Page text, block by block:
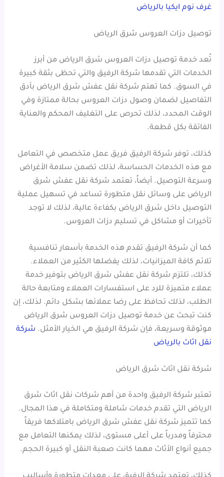
غرف نوم ايكيا بالرياض
توصيل دزات العروس شرق الرياض
تُعد خدمة توصيل دزات العروس شرق الرياض من أبرز
الخدمات التي تقدمها شركة الرفيق والتي تحظى بثقة كبيرة
في السوق. كما تهتم شركة نقل عفش شرق الرياض بأدق
التفاصيل لضمان وصول دزات العروس بحالة ممتازة وفي
الوقت المحدد، لذلك تحرص على التغليف المحكم والعناية
الفائقة بكل قطعة.
كذلك، توفر شركة الرفيق فريق عمل متخصص في التعامل
مع هذه الخدمات الحساسة، لذلك تضمن سلامة الأغراض
وسرعة التوصيل. أيضاً، تعتمد شركة نقل عفش شرق
الرياض على وسائل نقل متطورة تساعد في تسهيل عملية
التوصيل داخل شرق الرياض بكفاءة عالية، لذلك لا توجد
تأخيرات أو مشاكل في تسليم دزات العروس.
كما أن شركة الرفيق تقدم هذه الخدمة بأسعار تنافسية
تلائم كافة الميزانيات، لذلك يفضلها الكثير من العملاء.
كذلك، تلتزم شركة نقل عفش شرق الرياض بتوفير خدمة
عملاء متميزة للرد على استفسارات العملاء ومتابعة حالة
الطلب، لذلك تحافظ على رضا عملائها بشكل دائم. لذلك، إن
كنت تبحث عن خدمة توصيل دزات العروس شرق الرياض
موثوقة وسريعة، فإن شركة الرفيق هي الخيار الأمثل. شركة
نقل اثاث بالرياض
شركة نقل اثاث شرق الرياض
تعتبر شركة الرفيق واحدة من أهم شركات نقل اثاث شرق
الرياض التي تقدم خدمات شاملة ومتكاملة في هذا المجال.
كما تتميز شركة نقل عفش شرق الرياض بامتلاكها فريقاً
محترفاً ومدرباً على أعلى مستوى، لذلك يمكنها التعامل مع
جميع أنواع الأثاث مهما كانت صعبة النقل أو كبيرة الحجم.